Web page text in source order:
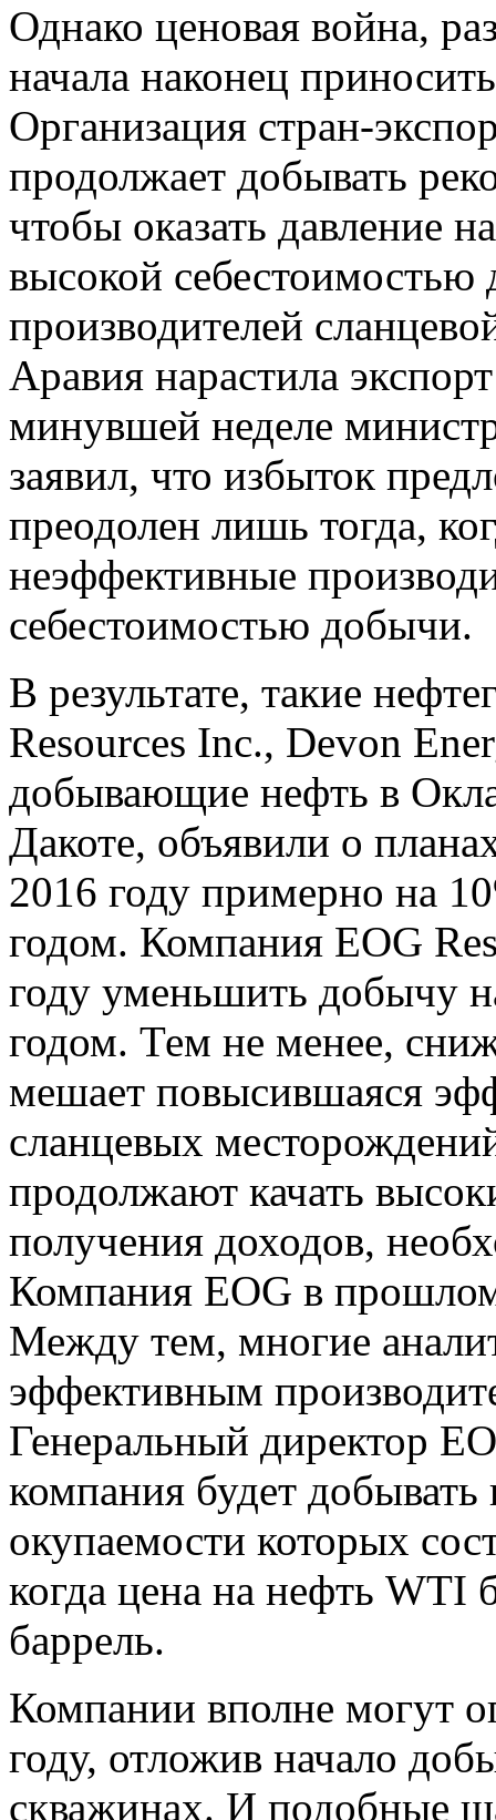
Однако ценовая война,
начала наконец
Организация стран-
продолжает добывать
чтобы оказать давление
высокой
производителей
Аравия нарастила
минувшей неделе
заявил, что избыток
преодолен лишь тогда,
неэффективные
себестоимостью добычи.
В результате, такие
Resources Inc., Devon
добывающие нефть в
Дакоте, объявили о
2016 году примерно на
годом. Компания EOG
году уменьшить добычу
годом. Тем не менее,
мешает повысившаяся
сланцевых
продолжают качать
получения доходов,
Компания EOG в
Между тем, многие
эффективным
Генеральный директор
компания будет
окупаемости которых
когда цена на нефть WTI
баррель.
Компании вполне могут
году, отложив начало
скважинах. И подобные